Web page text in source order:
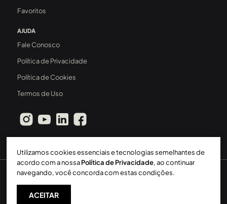
Favoritos
AJUDA
Fale Conosco
Política de Privacidade
Política de Cookies
Termos de Uso
Sperinde Gestão Imobiliária LTDA - CRECI: 411J - 2026 ©
Todos os direitos reservados
Utilizamos cookies essenciais e tecnologias semelhantes de
acordo com a nossaPolítica de Privacidade, ao continuar
navegando, você concorda com estas condições.
ACEITAR